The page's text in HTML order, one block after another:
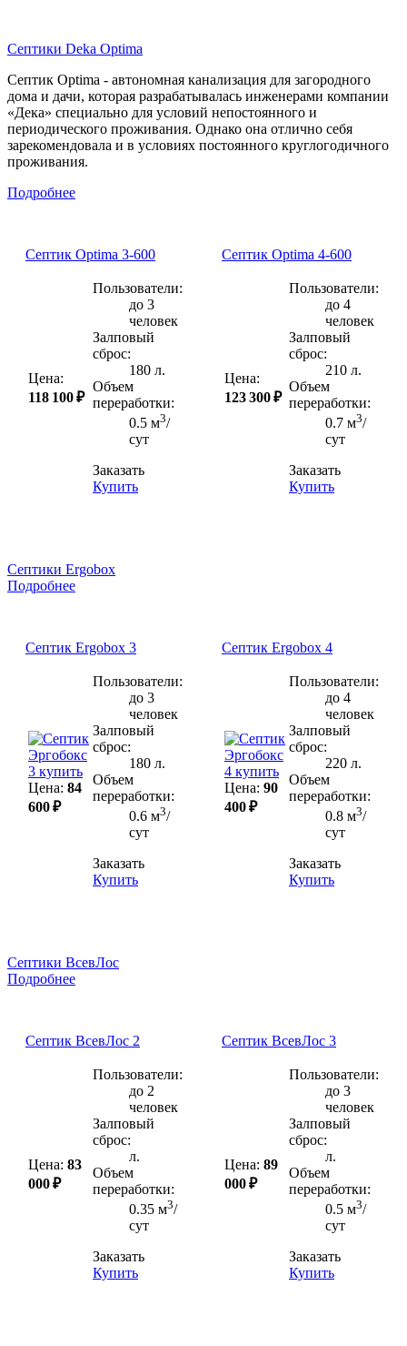
Септики Deka Optima
Септик Optima - автономная канализация для загородного
дома и дачи, которая разрабатывалась инженерами компании
«Дека» специально для условий непостоянного и
периодического проживания. Однако она отлично себя
зарекомендовала и в условиях постоянного круглогодичного
проживания.
Подробнее
Септик Optima 3-600
Цена:
118 100 ₽
Пользователи:
до 3
человек
Залповый
сброс:
180 л.
Объем
переработки:
0.5 м3/
сут
Заказать
Купить
Септик Optima 4-600
Цена:
123 300 ₽
Пользователи:
до 4
человек
Залповый
сброс:
210 л.
Объем
переработки:
0.7 м3/
сут
Заказать
Купить
Септики Ergobox
Подробнее
Септик Ergobox 3
Цена: 84
600 ₽
Пользователи:
до 3
человек
Залповый
сброс:
180 л.
Объем
переработки:
0.6 м3/
сут
Заказать
Купить
Септик Ergobox 4
Цена: 90
400 ₽
Пользователи:
до 4
человек
Залповый
сброс:
220 л.
Объем
переработки:
0.8 м3/
сут
Заказать
Купить
Септики ВсевЛос
Подробнее
Септик ВсевЛос 2
Цена: 83
000 ₽
Пользователи:
до 2
человек
Залповый
сброс:
л.
Объем
переработки:
0.35 м3/
сут
Заказать
Купить
Септик ВсевЛос 3
Цена: 89
000 ₽
Пользователи:
до 3
человек
Залповый
сброс:
л.
Объем
переработки:
0.5 м3/
сут
Заказать
Купить